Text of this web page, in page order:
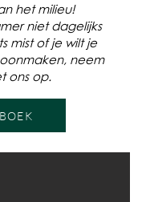
het milieu!
niet dagelijks
mist of je wilt je
neem
ons op.
BOEK